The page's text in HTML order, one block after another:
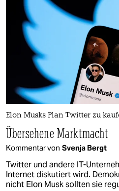
Elon Musks Plan Twitter zu
Übersehene Marktmacht
Kommentar von Svenja Bergt
Twitter und andere IT-
Internet diskutiert wird.
nicht Elon Musk sollten sie